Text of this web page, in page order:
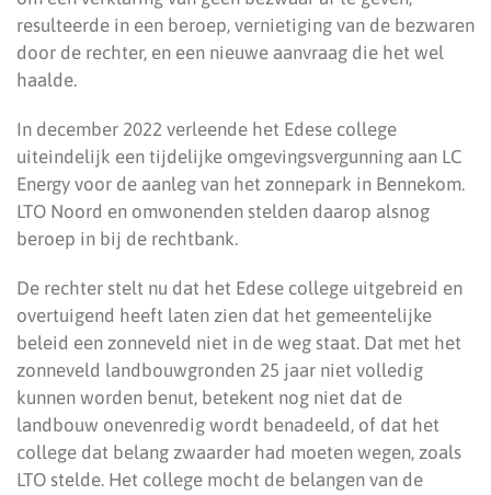
resulteerde in een beroep, vernietiging van de bezwaren
door de rechter, en een nieuwe aanvraag die het wel
haalde.
In december 2022 verleende het Edese college
uiteindelijk een tijdelijke omgevingsvergunning aan LC
Energy voor de aanleg van het zonnepark in Bennekom.
LTO Noord en omwonenden stelden daarop alsnog
beroep in bij de rechtbank.
De rechter stelt nu dat het Edese college uitgebreid en
overtuigend heeft laten zien dat het gemeentelijke
beleid een zonneveld niet in de weg staat. Dat met het
zonneveld landbouwgronden 25 jaar niet volledig
kunnen worden benut, betekent nog niet dat de
landbouw onevenredig wordt benadeeld, of dat het
college dat belang zwaarder had moeten wegen, zoals
LTO stelde. Het college mocht de belangen van de